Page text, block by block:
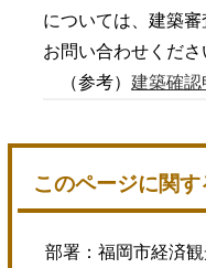
については、建築
お問い合わせくださ
（参考）建築確認
このページに関
部署：福岡市経済